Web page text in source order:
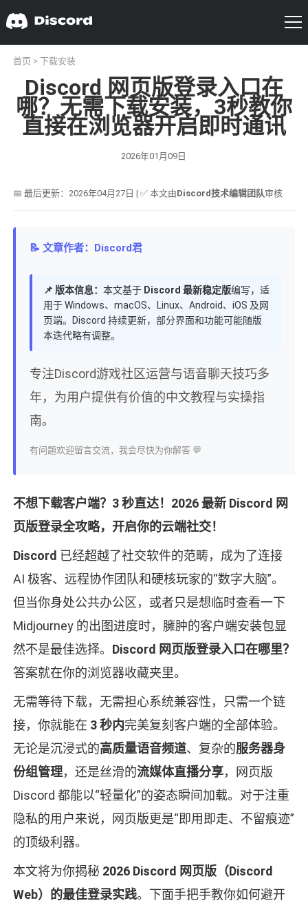
首页 > 下载安装
Discord 网页版登录入口在
哪？无需下载安装，3秒教你
直接在浏览器开启即时通讯
2026年01月09日
📅 最后更新：2026年04月27日 | ✅ 本文由Discord技术编辑团队审核
📝 文章作者：Discord君
📌 版本信息： 本文基于 Discord 最新稳定版编写，适
用于 Windows、macOS、Linux、Android、iOS 及网
页端。Discord 持续更新，部分界面和功能可能随版
本迭代略有调整。
专注Discord游戏社区运营与语音聊天技巧多
年，为用户提供有价值的中文教程与实操指
南。
有问题欢迎留言交流，我会尽快为你解答 💬
不想下载客户端？3 秒直达！2026 最新 Discord 网
页版登录全攻略，开启你的云端社交！
Discord 已经超越了社交软件的范畴，成为了连接
AI 极客、远程协作团队和硬核玩家的“数字大脑”。
但当你身处公共办公区，或者只是想临时查看一下
Midjourney 的出图进度时，臃肿的客户端安装包显
然不是最佳选择。 Discord 网页版登录入口在哪里？
答案就在你的浏览器收藏夹里。
无需等待下载，无需担心系统兼容性，只需一个链
接，你就能在 3 秒内完美复刻客户端的全部体验。
无论是沉浸式的高质量语音频道、复杂的服务器身
份组管理，还是丝滑的流媒体直播分享，网页版
Discord 都能以“轻量化”的姿态瞬间加载。对于注重
隐私的用户来说，网页版更是“即用即走、不留痕迹”
的顶级利器。
本文将为你揭秘 2026 Discord 网页版（Discord
Web）的最佳登录实践。下面手把手教你如何避开